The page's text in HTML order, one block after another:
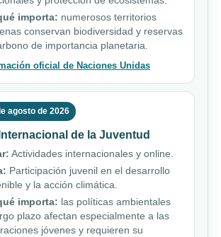
importa: numerosos territorios
conservan biodiversidad y reservas
de importancia planetaria.
oficial de Naciones Unidas
agosto de 2026
de la Juventud
Actividades internacionales y online.
Participación juvenil en el desarrollo
y la acción climática.
importa: las políticas ambientales
plazo afectan especialmente a las
jóvenes y requieren su